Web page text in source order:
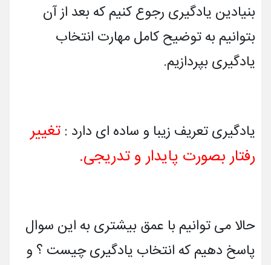
درباره ما
پرسش های متداول
بنیادین یادگیری رجوع کنیم که بعد از آن
بتوانیم به توضیح کامل مهارت انتخاب
یادگیری بپردازیم.
یادگیری تعریف زیبا و ساده ای دارد : تغییر
رفتار بصورت پایدار و تدریجی.
حالا می توانیم با عمق بیشتری به این سوال
پاسخ دهیم که انتخاب یادگیری چیست ؟ و